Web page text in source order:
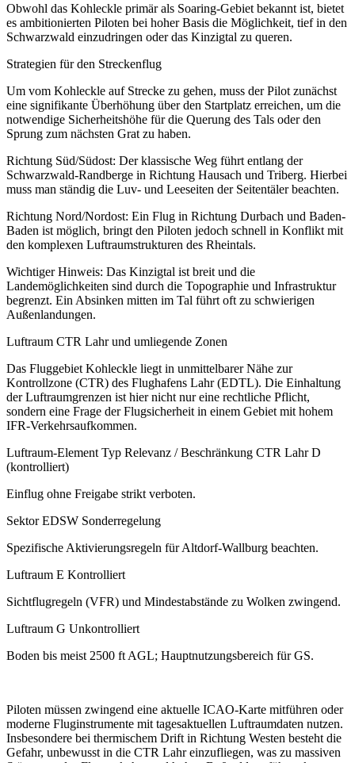
Obwohl das Kohleckle primär als Soaring-Gebiet bekannt ist, bietet
es ambitionierten Piloten bei hoher Basis die Möglichkeit, tief in den
Schwarzwald einzudringen oder das Kinzigtal zu queren.
Strategien für den Streckenflug
Um vom Kohleckle auf Strecke zu gehen, muss der Pilot zunächst
eine signifikante Überhöhung über den Startplatz erreichen, um die
notwendige Sicherheitshöhe für die Querung des Tals oder den
Sprung zum nächsten Grat zu haben.
Richtung Süd/Südost: Der klassische Weg führt entlang der
Schwarzwald-Randberge in Richtung Hausach und Triberg. Hierbei
muss man ständig die Luv- und Leeseiten der Seitentäler beachten.
Richtung Nord/Nordost: Ein Flug in Richtung Durbach und Baden-
Baden ist möglich, bringt den Piloten jedoch schnell in Konflikt mit
den komplexen Luftraumstrukturen des Rheintals.
Wichtiger Hinweis: Das Kinzigtal ist breit und die
Landemöglichkeiten sind durch die Topographie und Infrastruktur
begrenzt. Ein Absinken mitten im Tal führt oft zu schwierigen
Außenlandungen.
Luftraum CTR Lahr und umliegende Zonen
Das Fluggebiet Kohleckle liegt in unmittelbarer Nähe zur
Kontrollzone (CTR) des Flughafens Lahr (EDTL). Die Einhaltung
der Luftraumgrenzen ist hier nicht nur eine rechtliche Pflicht,
sondern eine Frage der Flugsicherheit in einem Gebiet mit hohem
IFR-Verkehrsaufkommen.
Luftraum-Element Typ Relevanz / Beschränkung CTR Lahr D
(kontrolliert)
Einflug ohne Freigabe strikt verboten.
Sektor EDSW Sonderregelung
Spezifische Aktivierungsregeln für Altdorf-Wallburg beachten.
Luftraum E Kontrolliert
Sichtflugregeln (VFR) und Mindestabstände zu Wolken zwingend.
Luftraum G Unkontrolliert
Boden bis meist 2500 ft AGL; Hauptnutzungsbereich für GS.
Piloten müssen zwingend eine aktuelle ICAO-Karte mitführen oder
moderne Fluginstrumente mit tagesaktuellen Luftraumdaten nutzen.
Insbesondere bei thermischem Drift in Richtung Westen besteht die
Gefahr, unbewusst in die CTR Lahr einzufliegen, was zu massiven